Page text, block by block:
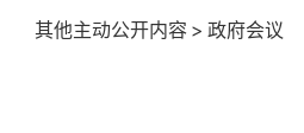
其他主动公开内容 > 政府会议